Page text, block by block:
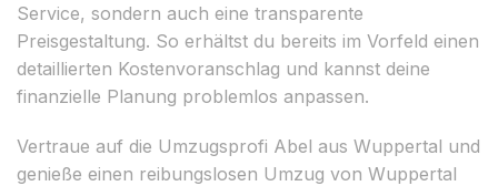
Service, sondern auch eine transparente
Preisgestaltung. So erhältst du bereits im Vorfeld einen
detaillierten Kostenvoranschlag und kannst deine
finanzielle Planung problemlos anpassen.
Vertraue auf die Umzugsprofi Abel aus Wuppertal und
genieße einen reibungslosen Umzug von Wuppertal